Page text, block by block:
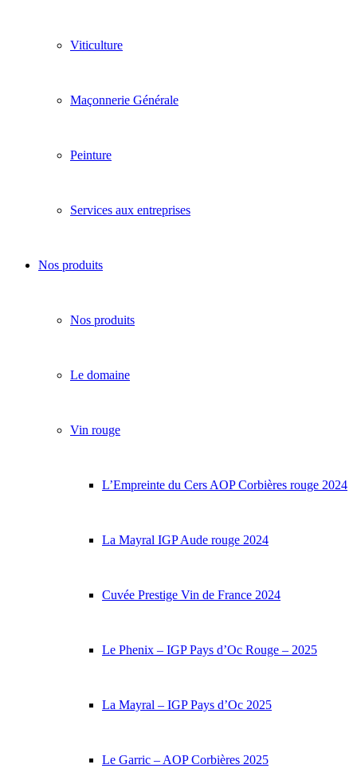
Viticulture
Maçonnerie Générale
Peinture
Services aux entreprises
Nos produits
Nos produits
Le domaine
Vin rouge
L’Empreinte du Cers AOP Corbières rouge 2024
La Mayral IGP Aude rouge 2024
Cuvée Prestige Vin de France 2024
Le Phenix – IGP Pays d’Oc Rouge – 2025
La Mayral – IGP Pays d’Oc 2025
Le Garric – AOP Corbières 2025